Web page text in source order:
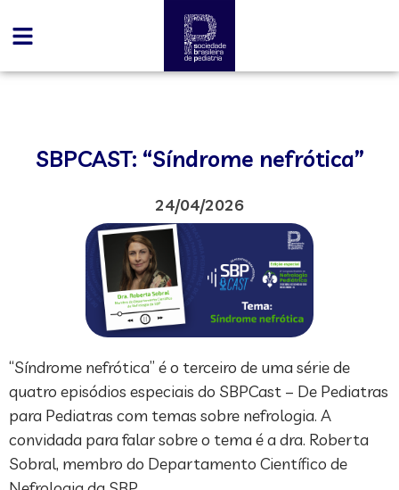
SBPCAST: “Síndrome nefrótica”
24/04/2026
“Síndrome nefrótica” é o terceiro de uma série de
quatro episódios especiais do SBPCast – De Pediatras
para Pediatras com temas sobre nefrologia. A
convidada para falar sobre o tema é a dra. Roberta
Sobral, membro do Departamento Científico de